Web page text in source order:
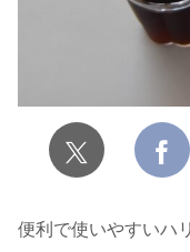
便利で使いやすいハ